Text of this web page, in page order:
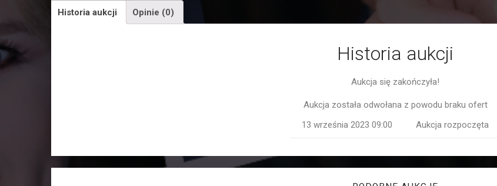
Historia aukcji Opinie (0)
Historia aukcji
Aukcja się zakończyła!
Aukcja została odwołana z powodu braku ofert
13 września 2023 09:00
Aukcja rozpoczęta